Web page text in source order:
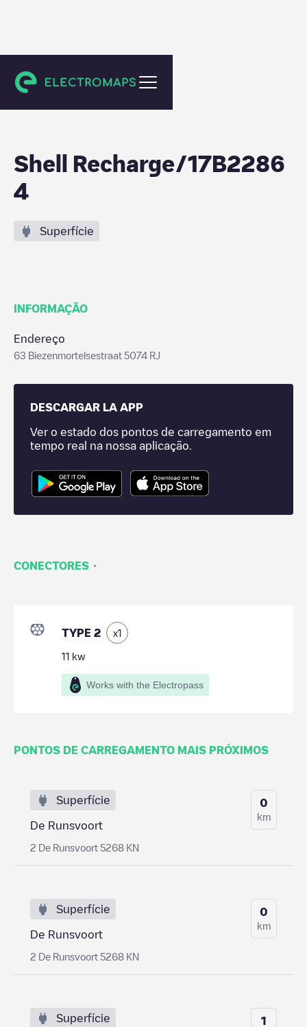
Biezenmortel
Shell Recharge/17B2286
4
Superfície
INFORMAÇÃO
Endereço
63 Biezenmortelsestraat 5074 RJ
DESCARGAR LA APP
Ver o estado dos pontos de carregamento em
tempo real na nossa aplicação.
CONECTORES ·
TYPE 2 x1
11 kw
Works with the Electropass
PONTOS DE CARREGAMENTO MAIS PRÓXIMOS
Superfície
De Runsvoort
2 De Runsvoort 5268 KN
0
km
Superfície
De Runsvoort
2 De Runsvoort 5268 KN
0
km
Superfície 1